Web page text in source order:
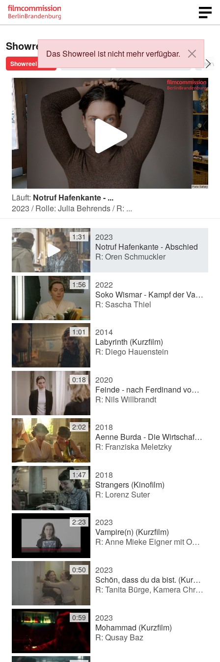
Das Showreel ist nicht mehr verfügbar.
Showreels von
Showreel 2026
V
i
d
e
o
a
b
s
p
i
e
l
e
n
Läuft: Notruf Hafenkante - ...
2023 / Rolle: Julia Behrends / R: ...
1:31
2023
Notruf Hafenkante - Abschied
R: Oren Schmuckler
1:56
2022
Soko Wismar - Kampf der Vampire
R: Sascha Thiel
1:01
2014
Labyrinth (Kurzfilm)
R: Diego Hauenstein
0:18
2020
Feinde - nach Ferdinand von Schirach
R: Nils Willbrandt
2:02
2018
Aenne Burda - Die Wirtschaftswunderfrau
R: Franziska Meletzky
1:47
2018
Strangers (Kinofilm)
R: Lorenz Suter
2:23
2023
Vampire(n) (Kurzfilm)
R: Anne Mieke Eigner mit Oska Melina Borcherding
0:50
2023
Schön, dass du da bist. (Kurzfilm)
R: Tanita Bürge, Kamera Christoph Hövel
0:59
2023
Mohammad (Kurzfilm)
R: Qusay Baz